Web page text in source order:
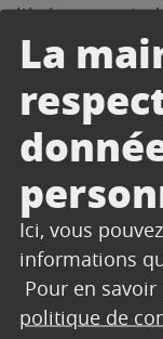
La
Ici, vous
informations
Pour en
politique de
l’événement
expérience
Pour cette
producteurs
Domaine Jas
En AOP Côtes
domaine
bio et partage